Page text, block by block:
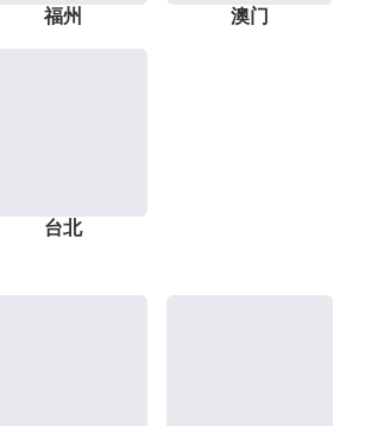
福州 澳门
台北